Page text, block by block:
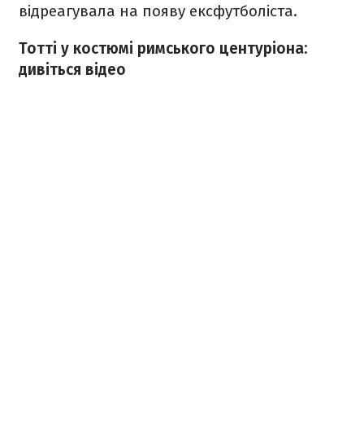
відреагувала на появу ексфутболіста.
Тотті у костюмі римського центуріона:
дивіться відео